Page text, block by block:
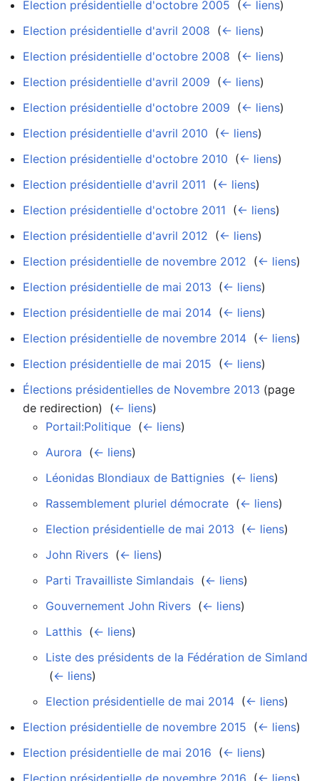
Election présidentielle d'octobre 2005 (← liens)
Election présidentielle d'avril 2008 (← liens)
Election présidentielle d'octobre 2008 (← liens)
Election présidentielle d'avril 2009 (← liens)
Election présidentielle d'octobre 2009 (← liens)
Election présidentielle d'avril 2010 (← liens)
Election présidentielle d'octobre 2010 (← liens)
Election présidentielle d'avril 2011 (← liens)
Election présidentielle d'octobre 2011 (← liens)
Election présidentielle d'avril 2012 (← liens)
Election présidentielle de novembre 2012 (← liens)
Election présidentielle de mai 2013 (← liens)
Election présidentielle de mai 2014 (← liens)
Election présidentielle de novembre 2014 (← liens)
Election présidentielle de mai 2015 (← liens)
Élections présidentielles de Novembre 2013 (page
de redirection) ‎ (← liens)
Portail:Politique (← liens)
Aurora (← liens)
Léonidas Blondiaux de Battignies (← liens)
Rassemblement pluriel démocrate (← liens)
Election présidentielle de mai 2013 (← liens)
John Rivers (← liens)
Parti Travailliste Simlandais (← liens)
Gouvernement John Rivers (← liens)
Latthis (← liens)
Liste des présidents de la Fédération de Simland
(← liens)
Election présidentielle de mai 2014 (← liens)
Election présidentielle de novembre 2015 (← liens)
Election présidentielle de mai 2016 (← liens)
Election présidentielle de novembre 2016 (← liens)